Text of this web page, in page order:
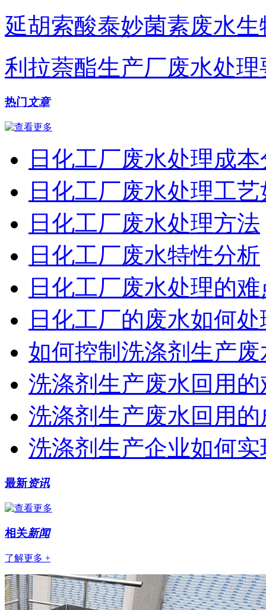
延胡索酸泰妙菌素废水
利拉萘酯生产厂废水处理
热门 文章
日化工厂废水处理成
日化工厂废水处理工
日化工厂废水处理方法
日化工厂废水特性分析
日化工厂废水处理的
日化工厂的废水如何
如何控制洗涤剂生产
洗涤剂生产废水回用
洗涤剂生产废水回用
洗涤剂生产企业如何
最新资讯
相关新闻
了解更多 +